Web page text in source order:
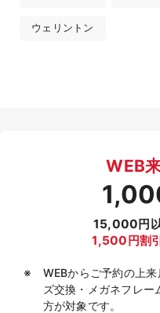
ウェリントン
WEB
15,000円
1,500円割
WEBからご予約の上
ズ交換・メガネフレ
方が対象です。